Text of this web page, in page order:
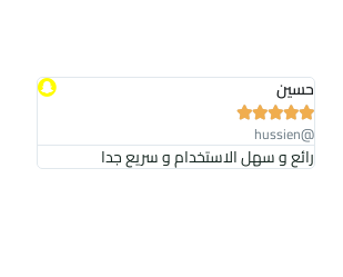
حسين





@hussien
رائع و سهل الاستخدام و سريع جدا